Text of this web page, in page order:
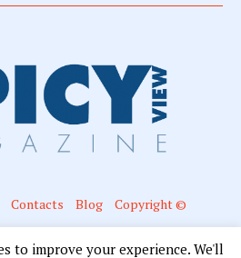
Contacts Blog Copyright ©
Campanella
to improve your experience. We'll